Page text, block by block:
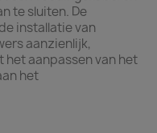
te sluiten. De
installatie van
aanzienlijk,
het aanpassen van het
het